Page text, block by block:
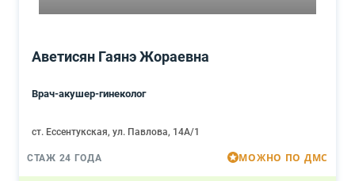
Аветисян Гаянэ Жораевна
Врач-акушер-гинеколог
ст. Ессентукская, ул. Павлова, 14А/1
СТАЖ 24 ГОДА МОЖНО ПО ДМС